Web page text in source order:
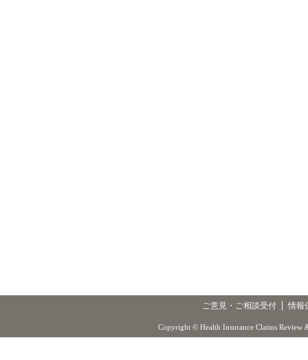
ご意見・ご相談受付 情報
Copyright © Health Insurance Claims Review